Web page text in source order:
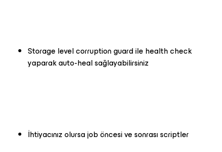
Storage level corruption guard ile health check
yaparak auto-heal sağlayabilirsiniz
İhtiyacınız olursa job öncesi ve sonrası scriptler